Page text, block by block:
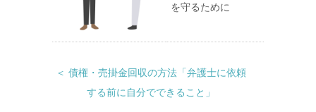
を守るために
＜ 債権・売掛金回収の方法「弁護士に依頼
する前に自分でできること」